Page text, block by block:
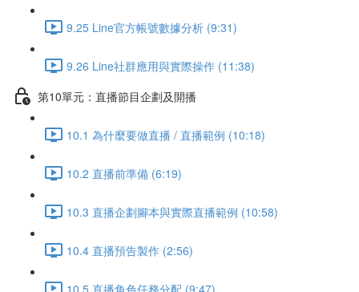
9.25 Line官方帳號數據分析 (9:31)
9.26 Line社群應用與實際操作 (11:38)
第10單元：直播節目企劃及開播
10.1 為什麼要做直播 / 直播範例 (10:18)
10.2 直播前準備 (6:19)
10.3 直播企劃腳本與實際直播範例 (10:58)
10.4 直播預告製作 (2:56)
10.5 直播角色任務分配 (9:47)